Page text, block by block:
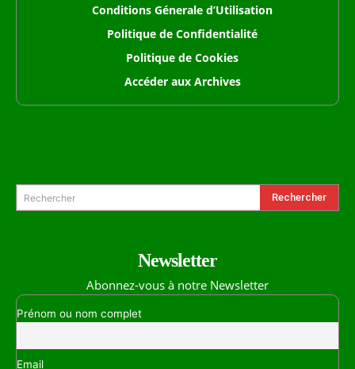
Conditions Génerale d’Utilisation
Politique de Confidentialité
Politique de Cookies
Accéder aux Archives
Rechercher Rechercher
Newsletter
Abonnez-vous à notre Newsletter
Prénom ou nom complet
Email